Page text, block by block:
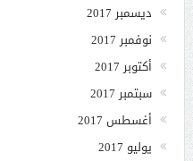
ديسمبر 2017
نوفمبر 2017
أكتوبر 2017
سبتمبر 2017
أغسطس 2017
يوليو 2017